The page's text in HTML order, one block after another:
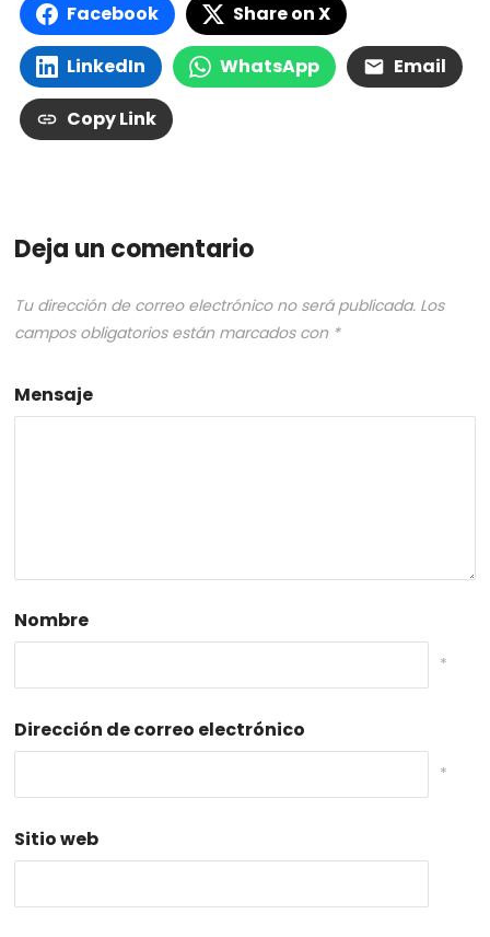
Facebook Share on X
LinkedIn WhatsApp Email
Copy Link
Deja un comentario
Tu dirección de correo electrónico no será publicada. Los
campos obligatorios están marcados con *
Mensaje
Nombre
*
Dirección de correo electrónico
*
Sitio web